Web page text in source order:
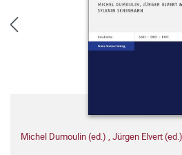
Michel Dumoulin (ed.) , Jürgen Elvert (ed.)